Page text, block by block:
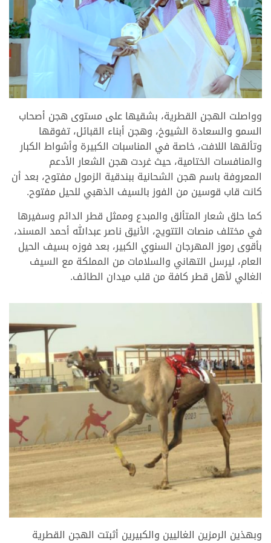
>
وواصلت الهجن القطرية، بشقيها على مستوى هجن أصحاب
السمو والسعادة الشيوخ، وهجن أبناء القبائل، تفوقها
وتألقها اللافت، خاصة في المناسبات الكبيرة وأشواط الكبار
والمنافسات الختامية، حيث غردت هجن الشعار الأدعم
المعروفة باسم هجن الشحانية ببندقية الزمول مفتوح، بعد أن
كانت قاب قوسين من الفوز بالسيف الذهبي للحيل مفتوح.
كما حلق شعار المتألق والمبدع وممثل قطر الدائم وسفيرها
في مختلف منصات التتويج، الأنيق ناصر عبدالله أحمد المسند،
بأقوى رموز المهرجان السنوي الكبير، بعد فوزه بسيف الحيل
العام، ليرسل التهاني والسلامات من المملكة مع السيف
الغالي لأهل قطر كافة من قلب ميدان الطائف.
وبهذين الرمزين الغاليين والكبيرين أثبتت الهجن القطرية